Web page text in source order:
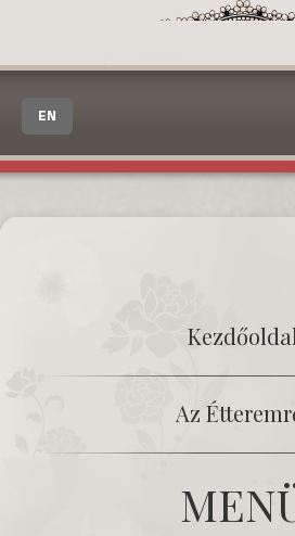
EN
Kezdőoldal
Az